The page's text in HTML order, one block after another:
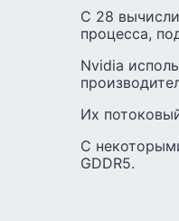
С 28
процесса,
Nvidia
Их
С
GDDR5.